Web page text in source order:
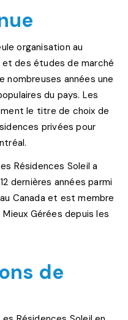
organisation au
des études de marché
nombreuses années une
du pays. Les
le titre de choix de
privées pour
Résidences Soleil a
dernières années parmi
Canada et est membre
Gérées depuis les
de